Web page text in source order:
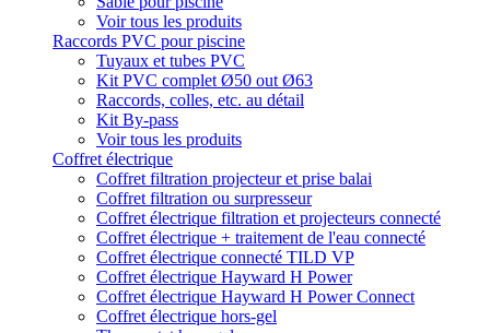
Voir tous les produits
Raccords PVC pour piscine
Tuyaux et tubes PVC
Kit PVC complet Ø50 out Ø63
Raccords, colles, etc. au détail
Kit By-pass
Voir tous les produits
Coffret électrique
Coffret filtration projecteur et prise balai
Coffret filtration ou surpresseur
Coffret électrique filtration et projecteurs connecté
Coffret électrique + traitement de l'eau connecté
Coffret électrique connecté TILD VP
Coffret électrique Hayward H Power
Coffret électrique Hayward H Power Connect
Coffret électrique hors-gel